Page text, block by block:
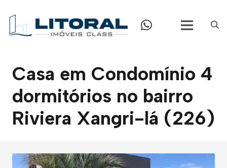
Casa em Condomínio 4
dormitórios no bairro
Riviera Xangri-lá (226)